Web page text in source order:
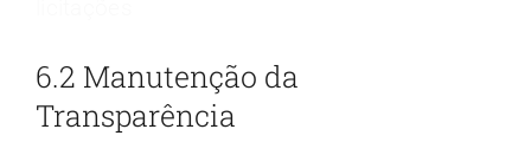
6.2 Manutenção da
Transparência